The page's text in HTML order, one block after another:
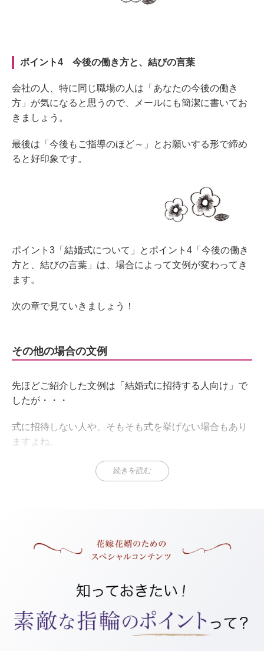
ポイント4 今後の働き方と、結びの言葉
会社の人、特に同じ職場の人は「あなたの今後の働き
方」が気になると思うので、メールにも簡潔に書いてお
きましょう。
最後は「今後もご指導のほど～」とお願いする形で締め
ると好印象です。
ポイント3「結婚式について」とポイント4「今後の働き
方と、結びの言葉」は、場合によって文例が変わってき
ます。
次の章で見ていきましょう！
その他の場合の文例
続きを読む
先ほどご紹介した文例は「結婚式に招待する人向け」で
したが・・・
式に招待しない人や、そもそも式を挙げない場合もあり
ますよね。
そんな場合は、ポイント3「結婚式について」の部分
を、次のような文章に変えましょう。